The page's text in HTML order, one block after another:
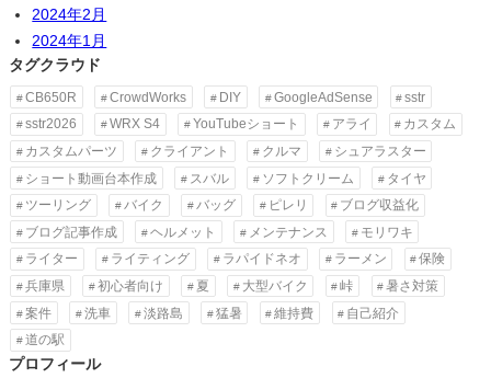
2024年2月
2024年1月
タグクラウド
CB650R CrowdWorks DIY GoogleAdSense
sstr
sstr2026
WRX S4 YouTubeショート アライ
カスタム
カスタムパーツ
クライアント クルマ
シュアラスター
ショート動画台本作成
スバル ソフトクリーム
タイヤ
ツーリング
バイク バッグ ピレリ
ブログ収益化
ブログ記事作成
ヘルメット メンテナンス
モリワキ
ライター
ライティング ラパイドネオ ラーメン
保険
兵庫県
初心者向け 夏 大型バイク 峠
暑さ対策
案件
洗車 淡路島 猛暑 維持費
自己紹介
道の駅
プロフィール